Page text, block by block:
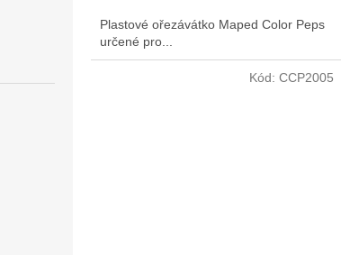
Plastové ořezávátko Maped Color Peps
určené pro...
Kód: CCP2005